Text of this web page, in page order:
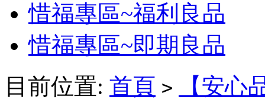
惜福專區~福利良品
惜福專區~即期良品
目前位置: 首頁 > 【安心